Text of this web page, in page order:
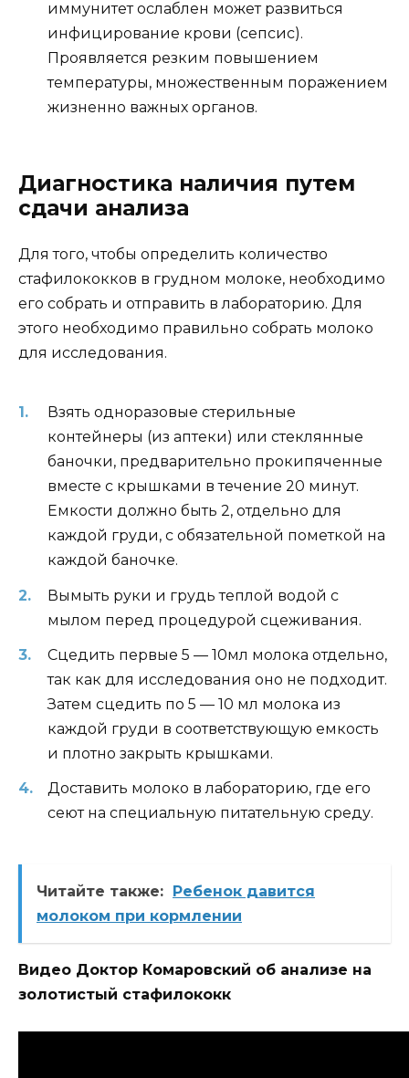
иммунитет ослаблен может развиться
инфицирование крови (сепсис).
Проявляется резким повышением
температуры, множественным поражением
жизненно важных органов.
Диагностика наличия путем
сдачи анализа
Для того, чтобы определить количество
стафилококков в грудном молоке, необходимо
его собрать и отправить в лабораторию. Для
этого необходимо правильно собрать молоко
для исследования.
Взять одноразовые стерильные
контейнеры (из аптеки) или стеклянные
баночки, предварительно прокипяченные
вместе с крышками в течение 20 минут.
Емкости должно быть 2, отдельно для
каждой груди, с обязательной пометкой на
каждой баночке.
Вымыть руки и грудь теплой водой с
мылом перед процедурой сцеживания.
Сцедить первые 5 — 10мл молока отдельно,
так как для исследования оно не подходит.
Затем сцедить по 5 — 10 мл молока из
каждой груди в соответствующую емкость
и плотно закрыть крышками.
Доставить молоко в лабораторию, где его
сеют на специальную питательную среду.
Читайте также:
Ребенок давится
молоком при кормлении
Видео Доктор Комаровский об анализе на
золотистый стафилококк